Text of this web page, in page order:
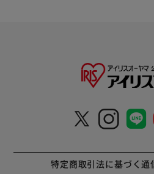
特定商取引法に基づく通